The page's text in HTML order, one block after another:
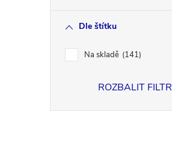
Dle štítku
Na skladě 141
ROZBALIT FILTR